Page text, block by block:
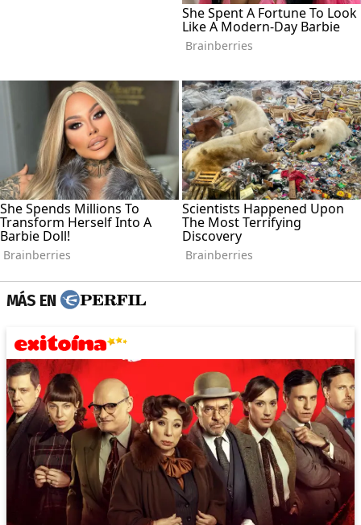
MÁS EN